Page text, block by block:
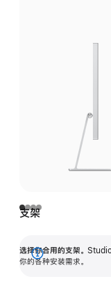
支架
选择你合用的支架。
你的各种安装需求。
展